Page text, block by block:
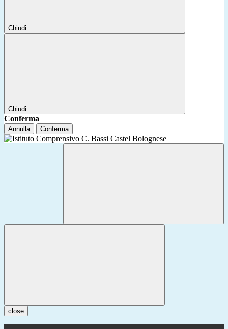
Chiudi
Chiudi
Conferma
Annulla Conferma
close